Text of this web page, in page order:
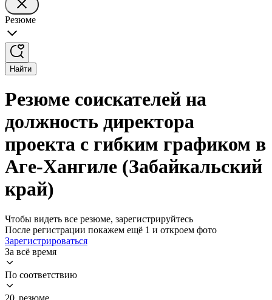
Резюме
Найти
Резюме соискателей на
должность директора
проекта с гибким графиком в
Аге-Хангиле (Забайкальский
край)
Чтобы видеть все резюме, зарегистрируйтесь
После регистрации покажем ещё 1 и откроем фото
Зарегистрироваться
За всё время
По соответствию
20 резюме